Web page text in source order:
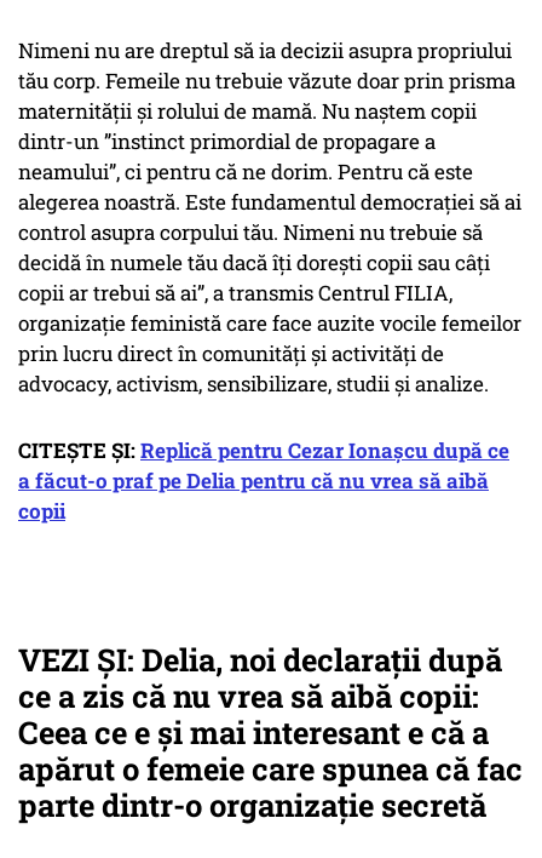
Nimeni nu are dreptul să ia decizii asupra propriului
tău corp. Femeile nu trebuie văzute doar prin prisma
maternității și rolului de mamă. Nu naștem copii
dintr-un ”instinct primordial de propagare a
neamului”, ci pentru că ne dorim. Pentru că este
alegerea noastră. Este fundamentul democrației să ai
control asupra corpului tău. Nimeni nu trebuie să
decidă în numele tău dacă îți dorești copii sau câți
copii ar trebui să ai”, a transmis Centrul FILIA,
organizație feministă care face auzite vocile femeilor
prin lucru direct în comunități și activități de
advocacy, activism, sensibilizare, studii și analize.
CITEȘTE ȘI:Replică pentru Cezar Ionașcu după ce
a făcut-o praf pe Delia pentru că nu vrea să aibă
copii
VEZI ȘI: Delia, noi declarații după
ce a zis că nu vrea să aibă copii:
Ceea ce e și mai interesant e că a
apărut o femeie care spunea că fac
parte dintr-o organizație secretă